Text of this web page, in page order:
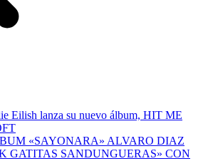
Eilish lanza su nuevo álbum, HIT ME
«SAYONARA» ALVARO DIAZ
GATITAS SANDUNGUERAS» CON